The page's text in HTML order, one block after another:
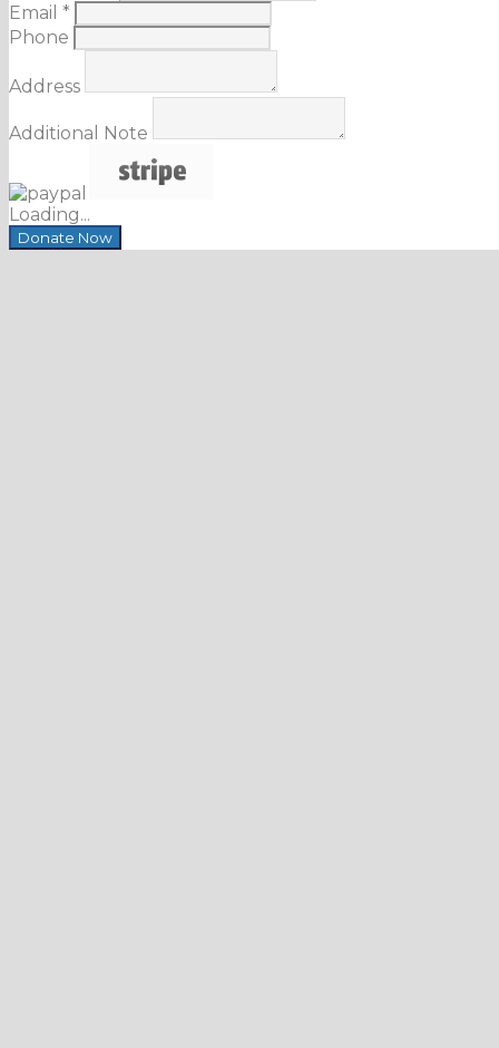
Email *
Phone
Address
Additional Note
Loading...